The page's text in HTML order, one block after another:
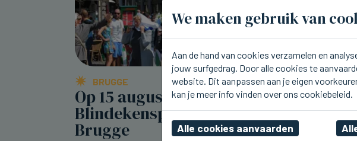
BRUGGE
Op 15 augustus
Blindekensprocessie in
Brugge
BRUGGE
Op 14
ma 02
We maken gebruik van
Aan de hand van cookies verzamelen en
jouw surfgedrag. Door alle cookies te
website. Dit aanpassen aan je eigen
kan je meer info vinden over ons cookiebeleid.
Alle cookies aanvaarden